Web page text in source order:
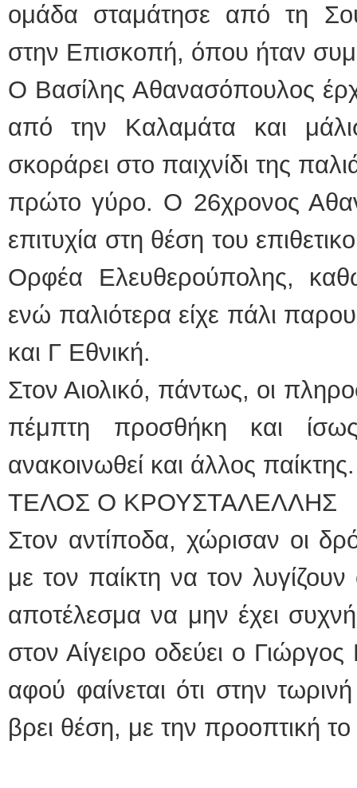
ομάδα σταμάτησε από τη
στην Επισκοπή, όπου ήταν
Ο Βασίλης Αθανασόπουλος
από την Καλαμάτα και
σκοράρει στο παιχνίδι της
πρώτο γύρο. Ο 26χρονος
επιτυχία στη θέση του
Ορφέα Ελευθερούπολης,
ενώ παλιότερα είχε πάλι
και Γ Εθνική.
Στον Αιολικό, πάντως, οι
πέμπτη προσθήκη και
ανακοινωθεί και άλλος
ΤΕΛΟΣ Ο ΚΡΟΥΣΤΑΛΕΛΛΗΣ
Στον αντίποδα, χώρισαν οι
με τον παίκτη να τον λυγίζουν
αποτέλεσμα να μην έχει
στον Αίγειρο οδεύει ο
αφού φαίνεται ότι στην
βρει θέση, με την προοπτική